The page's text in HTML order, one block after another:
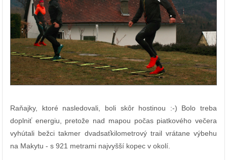
Raňajky, ktoré nasledovali, boli skôr hostinou :-) Bolo treba
doplniť energiu, pretože nad mapou počas piatkového večera
vyhútali bežci takmer dvadsaťkilometrový trail vrátane výbehu
na Makytu - s 921 metrami najvyšší kopec v okolí.